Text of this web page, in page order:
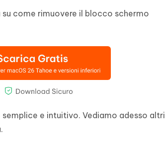
come rimuovere il blocco schermo
e intuitivo. Vediamo adesso altri